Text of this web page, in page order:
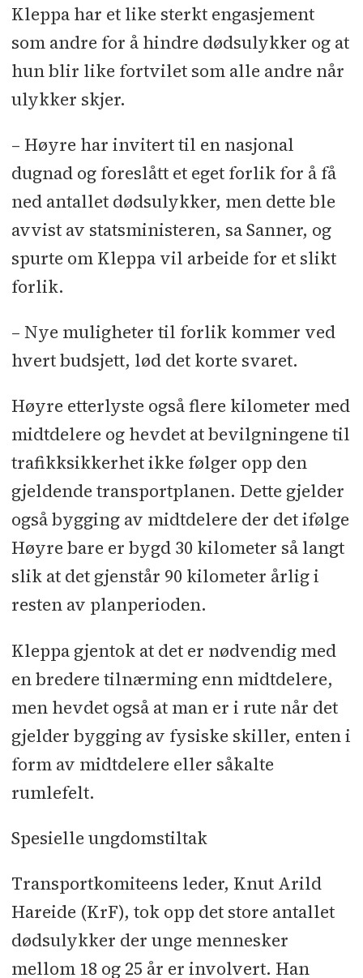
Kleppa har et like sterkt engasjement
som andre for å hindre dødsulykker og at
hun blir like fortvilet som alle andre når
ulykker skjer.
– Høyre har invitert til en nasjonal
dugnad og foreslått et eget forlik for å få
ned antallet dødsulykker, men dette ble
avvist av statsministeren, sa Sanner, og
spurte om Kleppa vil arbeide for et slikt
forlik.
– Nye muligheter til forlik kommer ved
hvert budsjett, lød det korte svaret.
Høyre etterlyste også flere kilometer med
midtdelere og hevdet at bevilgningene til
trafikksikkerhet ikke følger opp den
gjeldende transportplanen. Dette gjelder
også bygging av midtdelere der det ifølge
Høyre bare er bygd 30 kilometer så langt
slik at det gjenstår 90 kilometer årlig i
resten av planperioden.
Kleppa gjentok at det er nødvendig med
en bredere tilnærming enn midtdelere,
men hevdet også at man er i rute når det
gjelder bygging av fysiske skiller, enten i
form av midtdelere eller såkalte
rumlefelt.
Spesielle ungdomstiltak
Transportkomiteens leder, Knut Arild
Hareide (KrF), tok opp det store antallet
dødsulykker der unge mennesker
mellom 18 og 25 år er involvert. Han